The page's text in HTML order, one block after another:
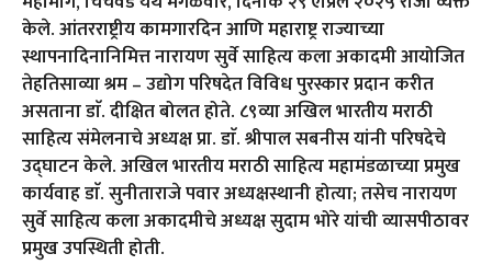
केले. आंतरराष्ट्रीय कामगारदिन आणि महाराष्ट्र राज्याच्या
स्थापनादिनानिमित्त नारायण सुर्वे साहित्य कला अकादमी आयोजित
तेहतिसाव्या श्रम – उद्योग परिषदेत विविध पुरस्कार प्रदान करीत
असताना डाॅ. दीक्षित बोलत होते. ८९व्या अखिल भारतीय मराठी
साहित्य संमेलनाचे अध्यक्ष प्रा. डाॅ. श्रीपाल सबनीस यांनी परिषदेचे
उद्घाटन केले. अखिल भारतीय मराठी साहित्य महामंडळाच्या प्रमुख
कार्यवाह डाॅ. सुनीताराजे पवार अध्यक्षस्थानी होत्या; तसेच नारायण
सुर्वे साहित्य कला अकादमीचे अध्यक्ष सुदाम भोरे यांची व्यासपीठावर
प्रमुख उपस्थिती होती.